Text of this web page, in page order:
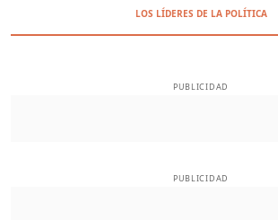
LOS LÍDERES DE LA POLÍTICA
PUBLICIDAD
PUBLICIDAD